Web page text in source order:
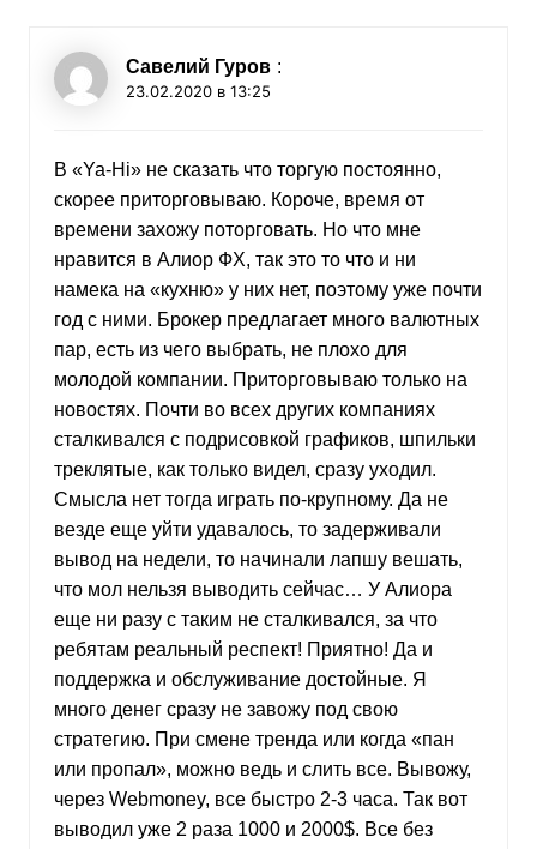
Савелий Гуров :
23.02.2020 в 13:25
В «Ya-Hi» не сказать что торгую постоянно,
скорее приторговываю. Короче, время от
времени захожу поторговать. Но что мне
нравится в Алиор ФХ, так это то что и ни
намека на «кухню» у них нет, поэтому уже почти
год с ними. Брокер предлагает много валютных
пар, есть из чего выбрать, не плохо для
молодой компании. Приторговываю только на
новостях. Почти во всех других компаниях
сталкивался с подрисовкой графиков, шпильки
треклятые, как только видел, сразу уходил.
Смысла нет тогда играть по-крупному. Да не
везде еще уйти удавалось, то задерживали
вывод на недели, то начинали лапшу вешать,
что мол нельзя выводить сейчас… У Алиора
еще ни разу с таким не сталкивался, за что
ребятам реальный респект! Приятно! Да и
поддержка и обслуживание достойные. Я
много денег сразу не завожу под свою
стратегию. При смене тренда или когда «пан
или пропал», можно ведь и слить все. Вывожу,
через Webmoney, все быстро 2-3 часа. Так вот
выводил уже 2 раза 1000 и 2000$. Все без